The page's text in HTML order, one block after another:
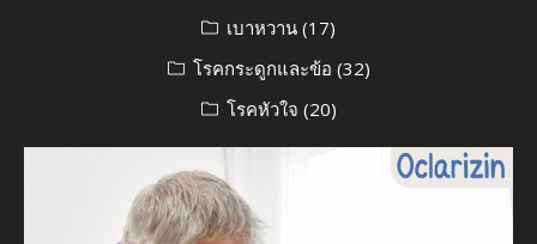
เบาหวาน (17)
โรคกระดูกและข้อ (32)
โรคหัวใจ (20)